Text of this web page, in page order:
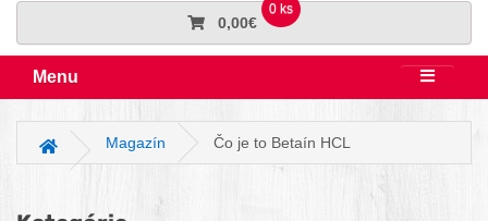
0 ks
0,00€
Menu
Hlavná stránka
Magazín Čo je to Betaín HCL